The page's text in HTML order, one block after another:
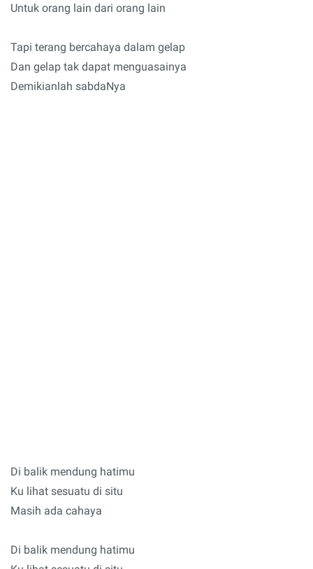
Untuk orang lain dari orang lain
Tapi terang bercahaya dalam gelap
Dan gelap tak dapat menguasainya
Demikianlah sabdaNya
Di balik mendung hatimu
Ku lihat sesuatu di situ
Masih ada cahaya
Di balik mendung hatimu